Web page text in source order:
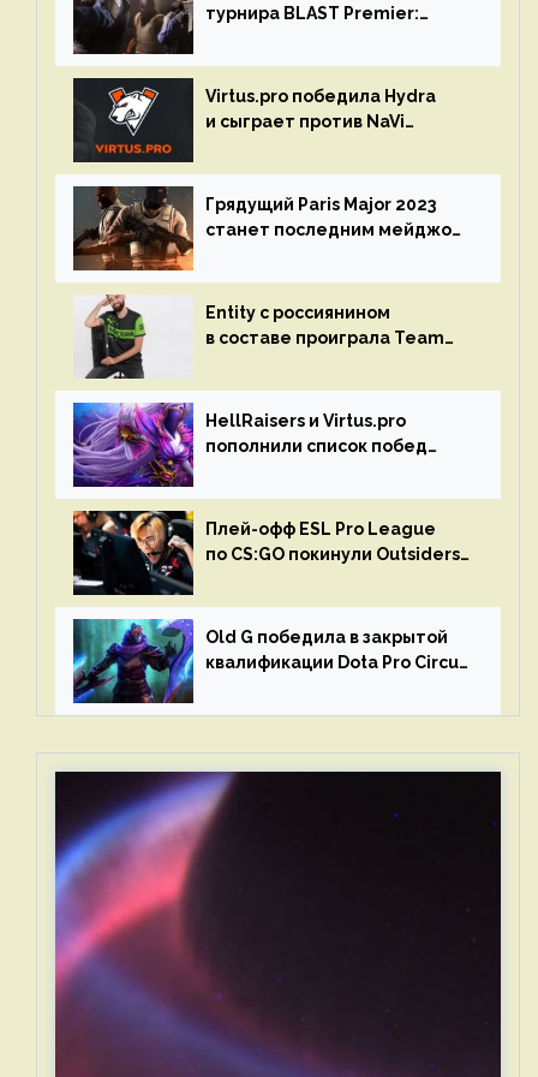
турнира BLAST Premier:
Virtus.pro победила Hydra
и сыграет против NaVi
Грядущий Paris Major 2023
станет последним мейджор-
Entity с россиянином
в составе проиграла Team
HellRaisers и Virtus.pro
пополнили список побед
Плей-офф ESL Pro League
по CS:GO покинули Outsiders
Old G победила в закрытой
квалификации Dota Pro Circuit